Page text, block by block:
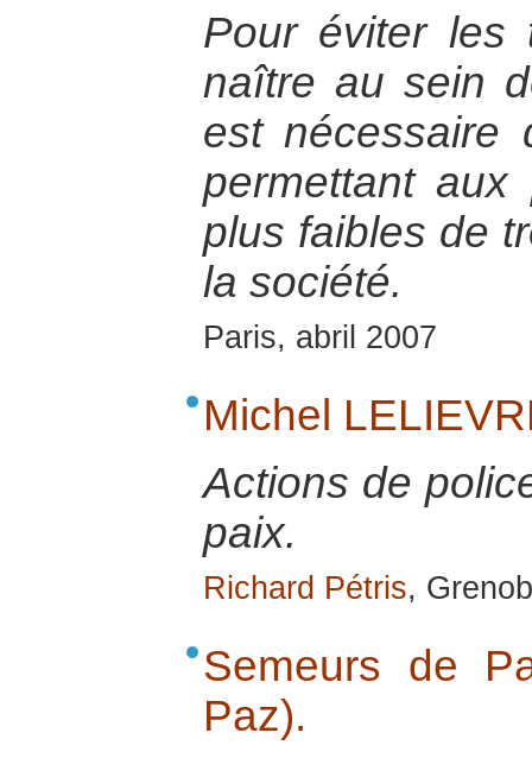
Pour éviter les
naître au sein
est nécessaire
permettant
plus faibles de
la société.
Paris, abril 2007
Michel
Actions de
paix.
Richard Pétris,
Semeurs de
Paz).